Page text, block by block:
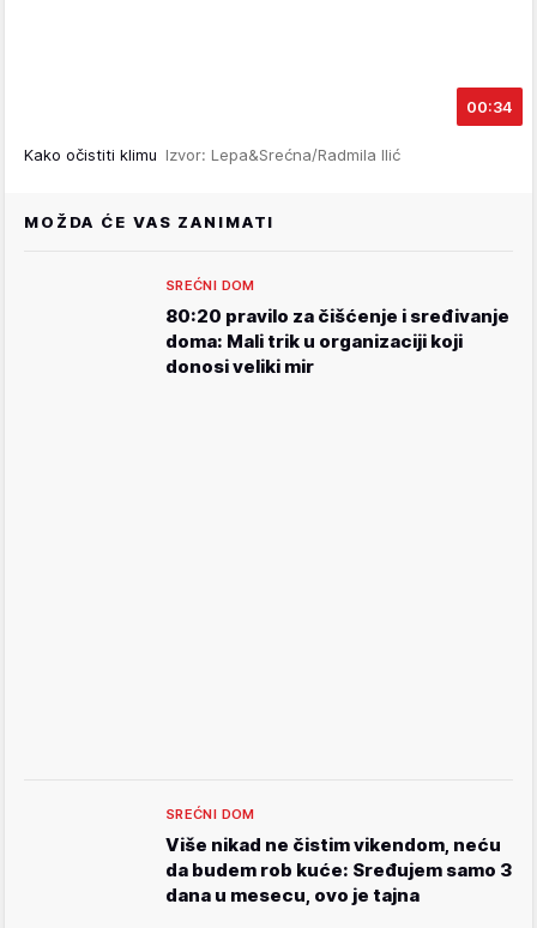
00:34
Kako očistiti klimu Izvor: Lepa&Srećna/Radmila Ilić
MOŽDA ĆE VAS ZANIMATI
SREĆNI DOM
80:20 pravilo za čišćenje i sređivanje
doma: Mali trik u organizaciji koji
donosi veliki mir
SREĆNI DOM
Više nikad ne čistim vikendom, neću
da budem rob kuće: Sređujem samo 3
dana u mesecu, ovo je tajna